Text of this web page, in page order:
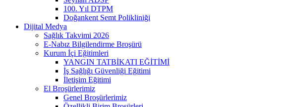
100. Yıl DTPM
Doğankent Semt Polikliniği
Dijital Medya
Sağlık Takvimi 2026
E-Nabız Bilgilendirme Broşürü
Kurum İçi Eğitimleri
YANGIN TATBİKATI EĞİTİMİ
İş Sağlığı Güvenliği Eğitimi
İletişim Eğitimi
El Broşürlerimiz
Genel Broşürlerimiz